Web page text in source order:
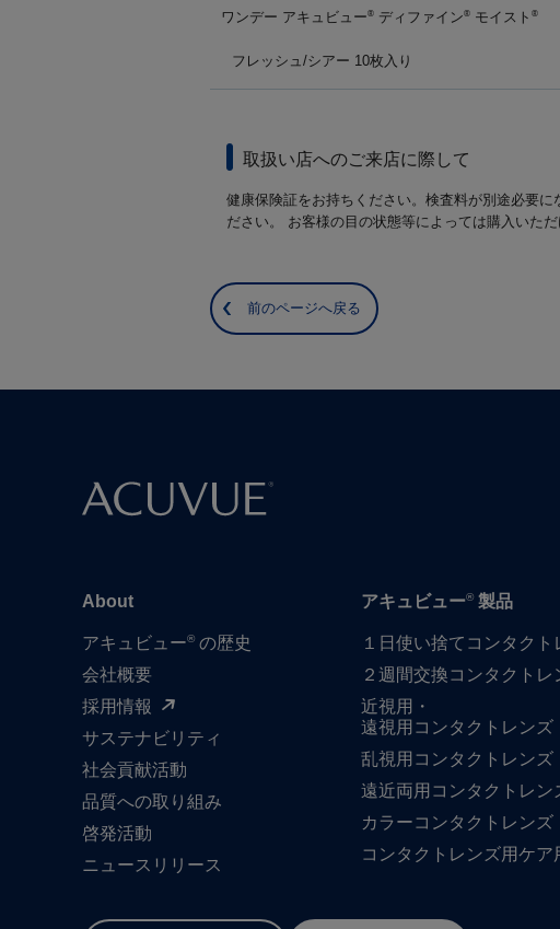
ワンデー アキュビュー® ディファイン® モイスト ®
フレッシュ/シアー 10枚入り
取扱い店へのご来店に際して
健康保険証をお持ちください。検査料が別途必要
ださい。 お客様の目の状態等によっては購入いただ
前のページへ戻る
About
アキュビュー® の歴史
会社概要
採用情報
サステナビリティ
社会貢献活動
品質への​取り組み
啓発活動
ニュースリリース
アキュビュー®製品
１日​使い捨て​​コンタクト
２週間交換コンタクトレ
近視用・
遠視用コンタクトレンズ
乱視用コンタクトレンズ
遠近両用コンタクトレン
カラーコンタクトレンズ
コンタクトレンズ用ケア